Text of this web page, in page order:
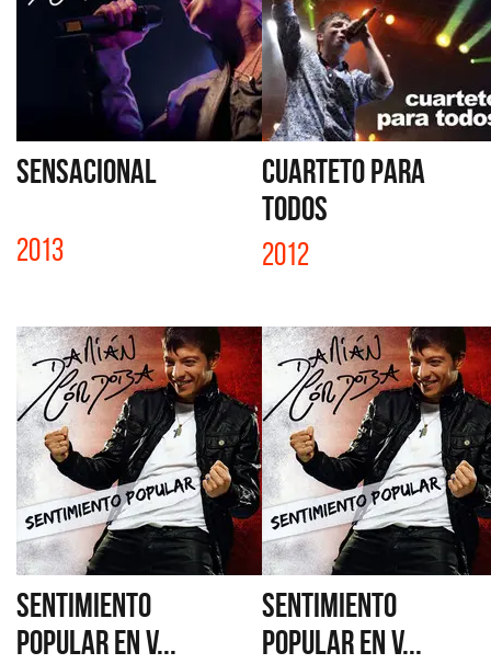
SENSACIONAL
2013
CUARTETO PARA
TODOS
2012
SENTIMIENTO
POPULAR EN V...
SENTIMIENTO
POPULAR EN V...